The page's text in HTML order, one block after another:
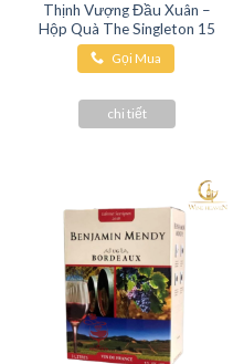
Thịnh Vượng Đầu Xuân –
Hộp Quà The Singleton 15
Gọi Mua
chi tiết